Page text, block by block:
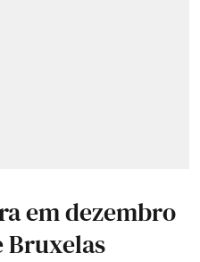
em dezembro
Bruxelas